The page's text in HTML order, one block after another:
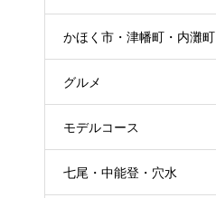
かほく市・津幡町・内灘町
グルメ
モデルコース
七尾・中能登・穴水